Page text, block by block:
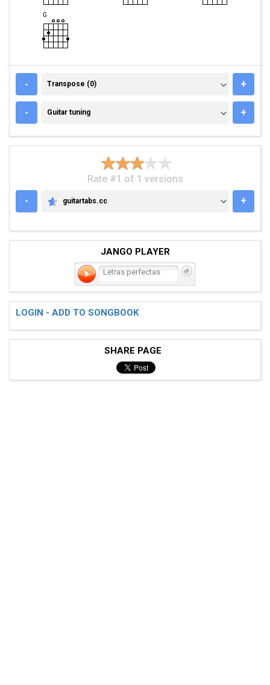
- TRANSPOSE (0)
Transpose (0) +
- GUITAR TUNING
Guitar tuning +
Rate #1 of 1 versions
-
GUITARTABS.CC
guitartabs.cc +
JANGO PLAYER
Letras perfectas
LOGIN - ADD TO SONGBOOK
SHARE PAGE